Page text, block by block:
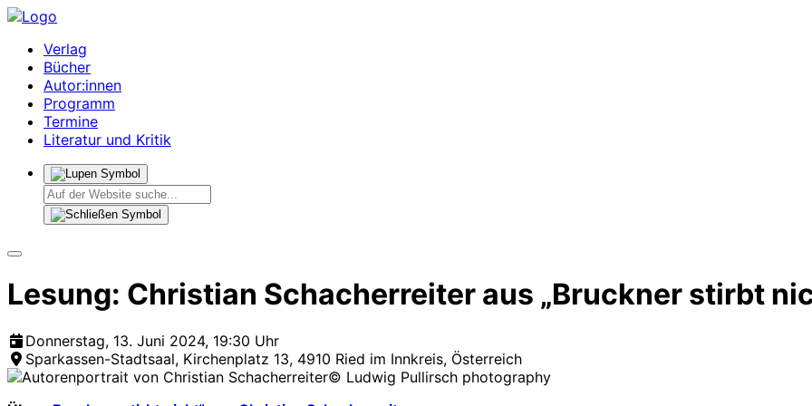
Verlag
Bücher
Autor:innen
Programm
Termine
Literatur und Kritik
Lesung: Christian Schacherreiter aus „Bruckner stirbt
Donnerstag, 13. Juni 2024, 19:30 Uhr
Sparkassen-Stadtsaal, Kirchenplatz 13, 4910 Ried im Innkreis, Österreich
© Ludwig Pullirsch photography